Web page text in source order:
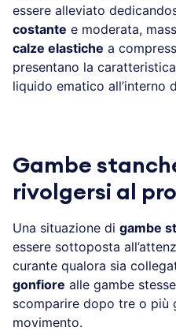
essere alleviato
costante e moderata,
calze elastiche a
presentano la
liquido ematico all’interno
Gambe
rivolgersi al
Una situazione di gambe
essere sottoposta
curante qualora sia
gonfiore alle gambe
scomparire dopo tre o
movimento.